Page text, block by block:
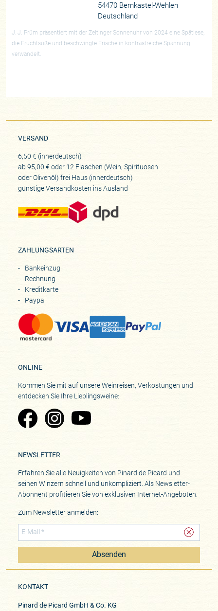
54470 Bernkastel-Wehlen
Deutschland
J. J. Prüm präsentiert mit der Zeltinger Sonnenuhr von 2024 eine Spätlese,
die Fruchtsüße und beschwingte Frische in kontrastreiche Spannung
verwandelt.
VERSAND
6,50 € (innerdeutsch)
ab 95,00 € oder 12 Flaschen (Wein, Spirituosen
oder Olivenöl) frei Haus (innerdeutsch)
günstige Versandkosten ins Ausland
ZAHLUNGSARTEN
Bankeinzug
Rechnung
Kreditkarte
Paypal
ONLINE
Kommen Sie mit auf unsere Weinreisen, Verkostungen und
entdecken Sie Ihre Lieblingsweine:
Zu Pinard's Facebook-Seite
Zu Pinard's Instagram-Seite
Zu Pinard's YouTube-Seite
NEWSLETTER
Erfahren Sie alle Neuigkeiten von Pinard de Picard und
seinen Winzern schnell und unkompliziert. Als Newsletter-
Abonnent profitieren Sie von exklusiven Internet-Angeboten.
Zum Newsletter anmelden:
Absenden
KONTAKT
Pinard de Picard GmbH & Co. KG